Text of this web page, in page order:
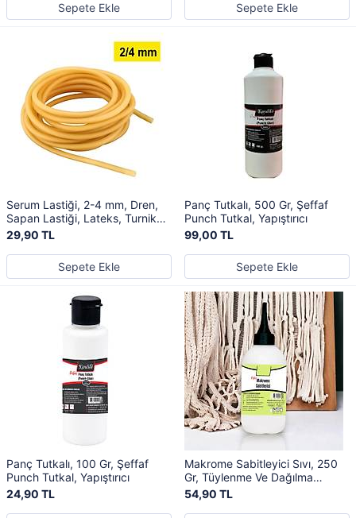
Sepete Ekle Sepete Ekle
Serum Lastiği, 2-4 mm, Dren,
Sapan Lastiği, Lateks, Turnike
Lastiği
29,90 TL
Sepete Ekle
Panç Tutkalı, 500 Gr, Şeffaf
Punch Tutkal, Yapıştırıcı
99,00 TL
Sepete Ekle
Panç Tutkalı, 100 Gr, Şeffaf
Punch Tutkal, Yapıştırıcı
24,90 TL
Makrome Sabitleyici Sıvı, 250
Gr, Tüylenme Ve Dağılma
Önleyici Tutkal, Yapıştırıcı
54,90 TL